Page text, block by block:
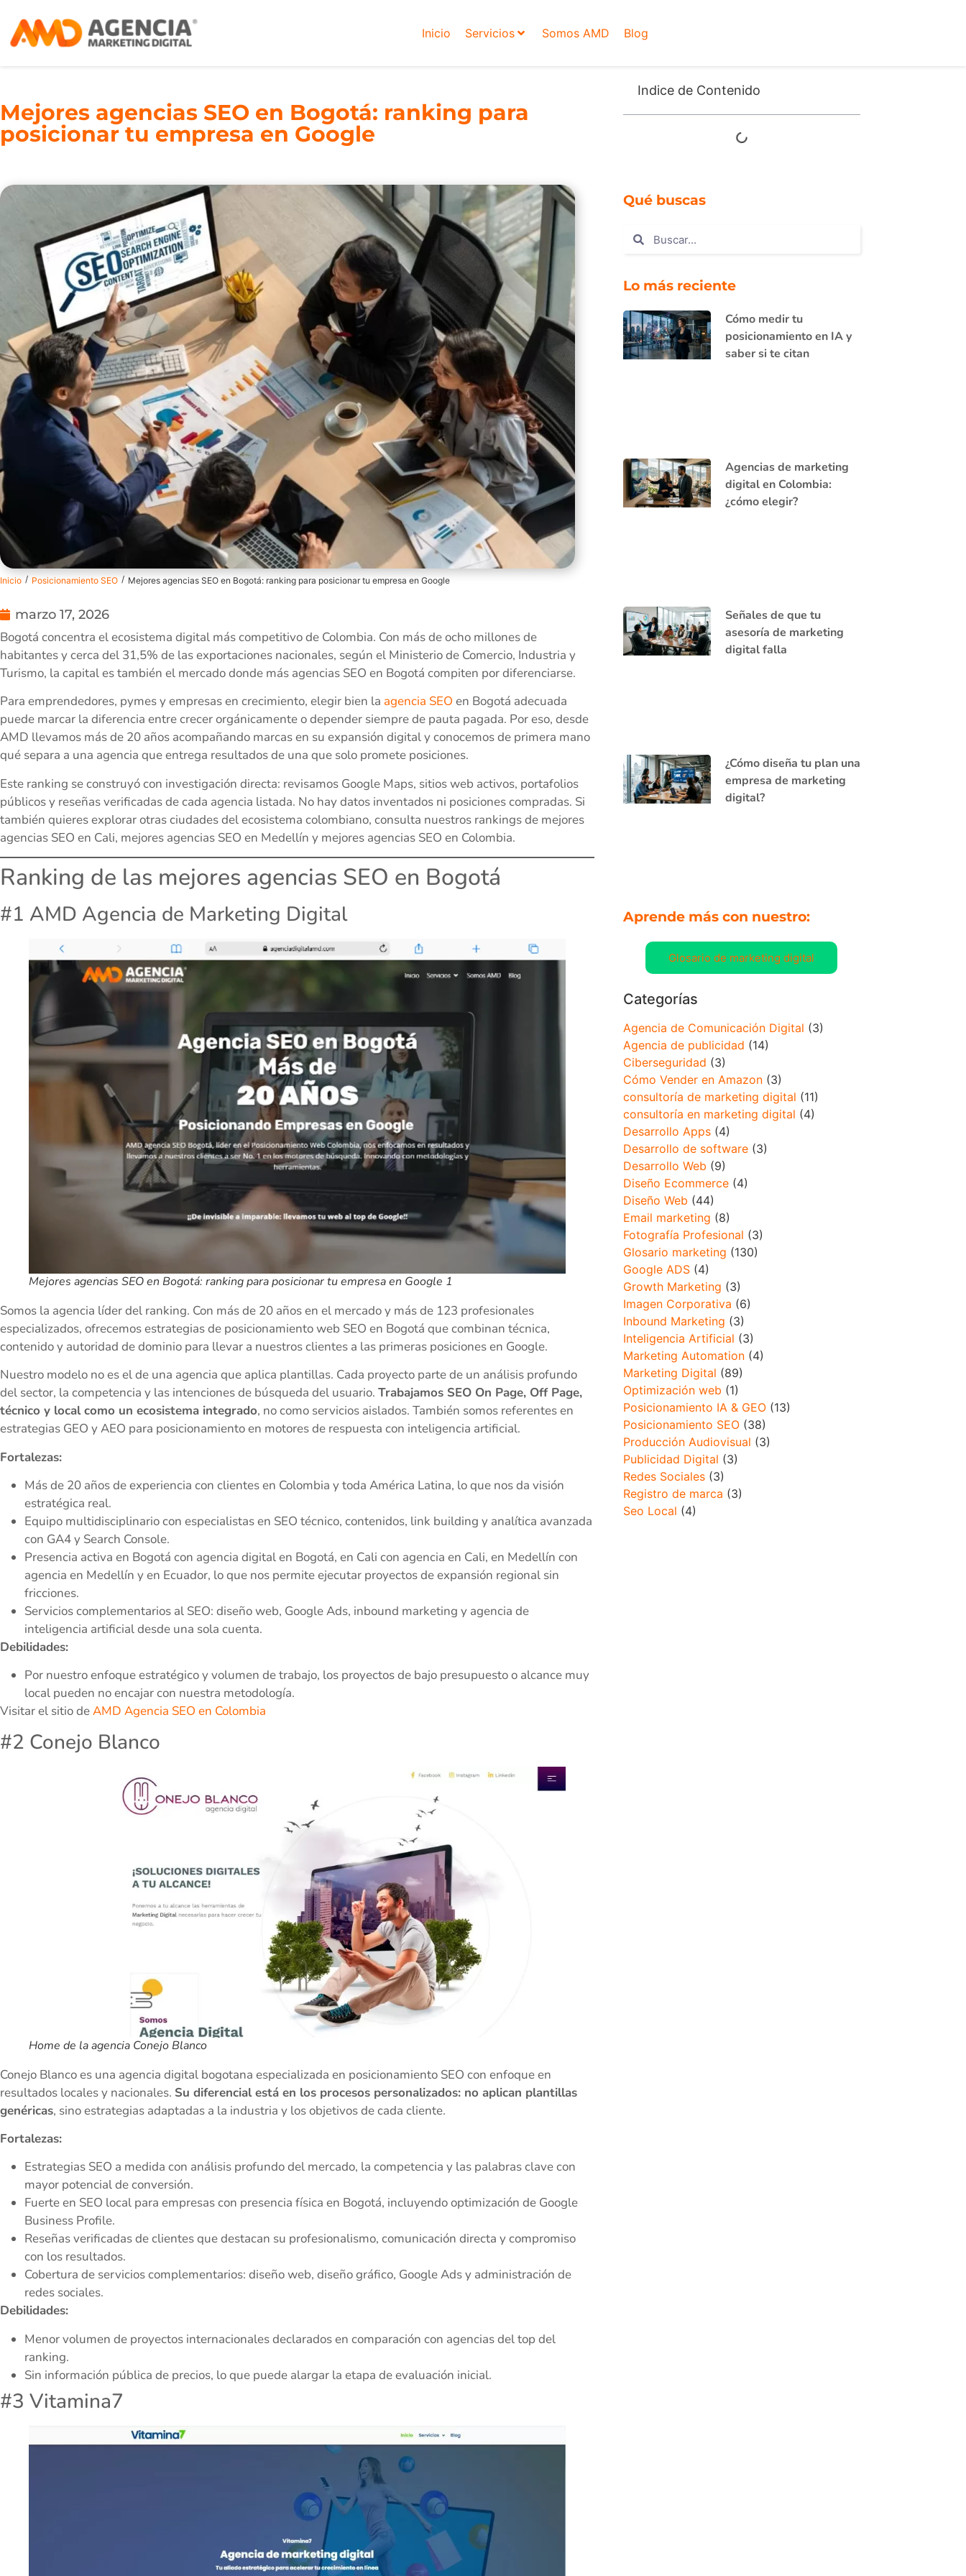
Inicio Servicios Somos AMD Blog
Mejores agencias SEO en Bogotá: ranking para
posicionar tu empresa en Google
Inicio / Posicionamiento SEO / Mejores agencias SEO en Bogotá: ranking para posicionar tu empresa en Google
marzo 17, 2026
Bogotá concentra el ecosistema digital más competitivo de Colombia. Con más de ocho millones de
habitantes y cerca del 31,5% de las exportaciones nacionales, según el Ministerio de Comercio, Industria y
Turismo, la capital es también el mercado donde más agencias SEO en Bogotá compiten por diferenciarse.
Para emprendedores, pymes y empresas en crecimiento, elegir bien la agencia SEO en Bogotá adecuada
puede marcar la diferencia entre crecer orgánicamente o depender siempre de pauta pagada. Por eso, desde
AMD llevamos más de 20 años acompañando marcas en su expansión digital y conocemos de primera mano
qué separa a una agencia que entrega resultados de una que solo promete posiciones.
Este ranking se construyó con investigación directa: revisamos Google Maps, sitios web activos, portafolios
públicos y reseñas verificadas de cada agencia listada. No hay datos inventados ni posiciones compradas. Si
también quieres explorar otras ciudades del ecosistema colombiano, consulta nuestros rankings de mejores
agencias SEO en Cali, mejores agencias SEO en Medellín y mejores agencias SEO en Colombia.
Ranking de las mejores agencias SEO en Bogotá
#1 AMD Agencia de Marketing Digital
Mejores agencias SEO en Bogotá: ranking para posicionar tu empresa en Google 1
Somos la agencia líder del ranking. Con más de 20 años en el mercado y más de 123 profesionales
especializados, ofrecemos estrategias de posicionamiento web SEO en Bogotá que combinan técnica,
contenido y autoridad de dominio para llevar a nuestros clientes a las primeras posiciones en Google.
Nuestro modelo no es el de una agencia que aplica plantillas. Cada proyecto parte de un análisis profundo
del sector, la competencia y las intenciones de búsqueda del usuario. Trabajamos SEO On Page, Off Page,
técnico y local como un ecosistema integrado, no como servicios aislados. También somos referentes en
estrategias GEO y AEO para posicionamiento en motores de respuesta con inteligencia artificial.
Fortalezas:
Más de 20 años de experiencia con clientes en Colombia y toda América Latina, lo que nos da visión
estratégica real.
Equipo multidisciplinario con especialistas en SEO técnico, contenidos, link building y analítica avanzada
con GA4 y Search Console.
Presencia activa en Bogotá con agencia digital en Bogotá, en Cali con agencia en Cali, en Medellín con
agencia en Medellín y en Ecuador, lo que nos permite ejecutar proyectos de expansión regional sin
fricciones.
Servicios complementarios al SEO: diseño web, Google Ads, inbound marketing y agencia de
inteligencia artificial desde una sola cuenta.
Debilidades:
Por nuestro enfoque estratégico y volumen de trabajo, los proyectos de bajo presupuesto o alcance muy
local pueden no encajar con nuestra metodología.
Visitar el sitio deAMD Agencia SEO en Colombia
#2 Conejo Blanco
Home de la agencia Conejo Blanco
Conejo Blanco es una agencia digital bogotana especializada en posicionamiento SEO con enfoque en
resultados locales y nacionales. Su diferencial está en los procesos personalizados: no aplican plantillas
genéricas, sino estrategias adaptadas a la industria y los objetivos de cada cliente.
Fortalezas:
Estrategias SEO a medida con análisis profundo del mercado, la competencia y las palabras clave con
mayor potencial de conversión.
Fuerte en SEO local para empresas con presencia física en Bogotá, incluyendo optimización de Google
Business Profile.
Reseñas verificadas de clientes que destacan su profesionalismo, comunicación directa y compromiso
con los resultados.
Cobertura de servicios complementarios: diseño web, diseño gráfico, Google Ads y administración de
redes sociales.
Debilidades:
Menor volumen de proyectos internacionales declarados en comparación con agencias del top del
ranking.
Sin información pública de precios, lo que puede alargar la etapa de evaluación inicial.
#3 Vitamina7
Indice de Contenido
Qué buscas
Lo más reciente
Cómo medir tu
posicionamiento en IA y
saber si te citan
Agencias de marketing
digital en Colombia:
¿cómo elegir?
Señales de que tu
asesoría de marketing
digital falla
¿Cómo diseña tu plan una
empresa de marketing
digital?
Aprende más con nuestro:
Glosario de marketing digital
Categorías
Agencia de Comunicación Digital (3)
Agencia de publicidad (14)
Ciberseguridad (3)
Cómo Vender en Amazon(3)
consultoría de marketing digital (11)
consultoría en marketing digital (4)
Desarrollo Apps(4)
Desarrollo de software(3)
Desarrollo Web (9)
Diseño Ecommerce(4)
Diseño Web (44)
Email marketing (8)
Fotografía Profesional (3)
Glosario marketing (130)
Google ADS(4)
Growth Marketing (3)
Imagen Corporativa (6)
Inbound Marketing (3)
Inteligencia Artificial (3)
Marketing Automation(4)
Marketing Digital (89)
Optimización web (1)
Posicionamiento IA & GEO(13)
Posicionamiento SEO(38)
Producción Audiovisual (3)
Publicidad Digital (3)
Redes Sociales(3)
Registro de marca (3)
Seo Local (4)